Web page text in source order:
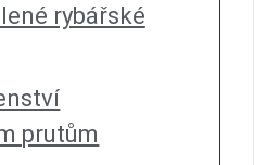
rybářské
prutům